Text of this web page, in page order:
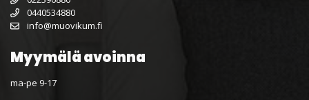
0440534880
info@muovikum.fi
Myymälä avoinna
ma-pe 9-17